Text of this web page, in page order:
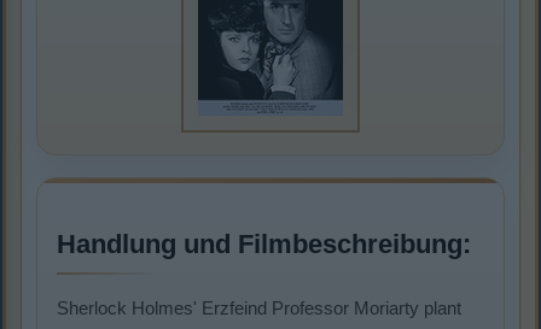
Handlung und Filmbeschreibung:
Sherlock Holmes' Erzfeind Professor Moriarty plant